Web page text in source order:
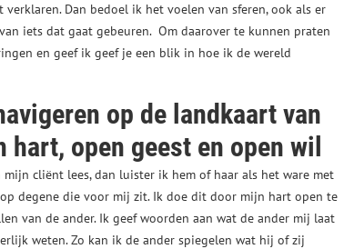
Dan bedoel ik het voelen van sferen, ook als er
iets dat gaat gebeuren. Om daarover te kunnen praten
en geef ik geef je een blik in hoe ik de wereld
op de landkaart van
open geest en open wil
mijn cliënt lees, dan luister ik hem of haar als het ware met
degene die voor mij zit. Ik doe dit door mijn hart open te
van de ander. Ik geef woorden aan wat de ander mij laat
weten. Zo kan ik de ander spiegelen wat hij of zij